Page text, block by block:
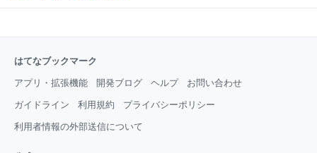
はてなブックマーク
アプリ・拡張機能 開発ブログ ヘルプ お問い合わせ
ガイドライン 利用規約 プライバシーポリシー
利用者情報の外部送信について